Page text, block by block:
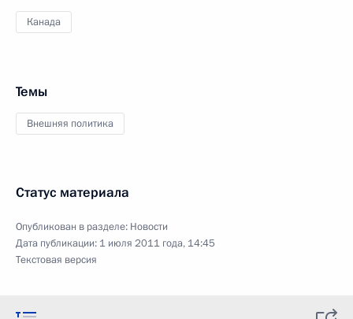
Канада
Темы
Внешняя политика
Статус материала
Опубликован в разделе: Новости
Дата публикации: 1 июля 2011 года, 14:45
Текстовая версия